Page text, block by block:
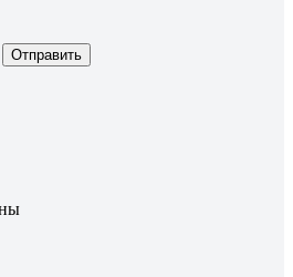
Отправить